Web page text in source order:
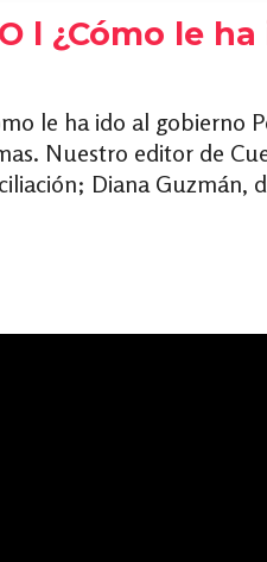
l ¿Cómo le
le ha ido al gobierno
Nuestro editor de
Diana